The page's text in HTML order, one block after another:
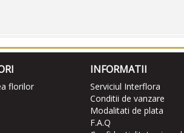
florilor
INFORMATII
Serviciul Interflora
Conditii de vanzare
Modalitati de plata
F.A.Q